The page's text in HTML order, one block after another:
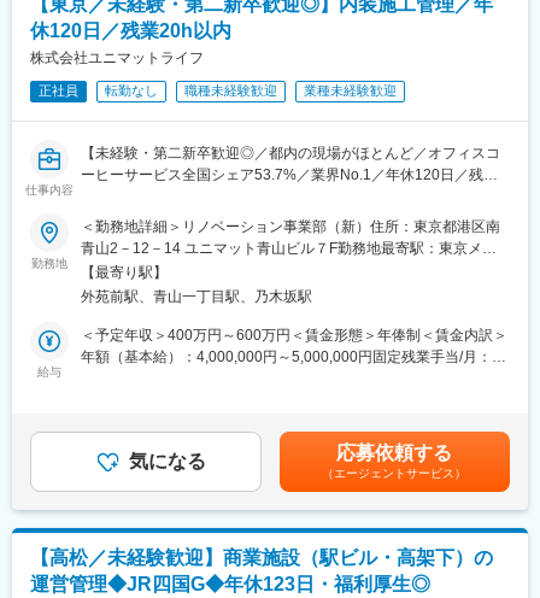
変更の範囲：当社業務全般
◇協力会社の手配・管理
→複数関係者をまとめる調整力・マネジメント力を磨けます
※担当案件：月4～5件（ビル・マンション・テナント等）
※業務マニュアルあり
人数：5名（役員1名、社員4名、嘱託社員1名）
年齢層：20～30代
■教育体制抜群！
最初の2日間は座学研修を行い、業務用エアコンの知識やビジネス
マナーの研修を行います。その後は半年間、OJTにて現場で先輩
■キャリアパス
■残業時間
通常期：約30時間
繁忙期（春・秋）約40～50時間
※増員により今後は残業削減を推進予定
※業務効率化・分業体制により負担軽減に取り組んでいます
休120日／残業20h以内
株式会社ユニマットライフ
正社員 転勤なし 職種未経験歓迎 業種未経験歓迎
仕事内容
【未経験・第二新卒歓迎◎／都内の現場がほとんど／オフィスコ
ーヒーサービス全国シェア53.7%／業界No.1／年休120日／残業
■職務概要：
内装施工管理担当として、積算、現場管理、監督を行います。ユ
ニマットグループの案件に関しては発注者側として動くこともあ
れば、外部から受注した案件に関しては施工から受けることもあ
ります
■具体的な職務内容
・現場調査
・工事の現場管理・監督 等
・管理技術者としてのお仕事
┗請負契約の適切な締結やその履行の確保のための業務
■組織構成：
配属先は、15名（うち8名施工管理担当）で構成されています
勤務地
＜勤務地詳細＞リノベーション事業部（新）住所：東京都港区南
青山2－12－14 ユニマット青山ビル７F勤務地最寄駅：東京メト
ロ銀座線／外苑前駅受動喫煙対策：屋内喫煙可能場所あり変更の
範囲：会社の定める事業所
【最寄り駅】
外苑前駅、青山一丁目駅、乃木坂駅
給与
＜予定年収＞400万円～600万円＜賃金形態＞年俸制＜賃金内訳＞
年額（基本給）：4,000,000円～5,000,000円固定残業手当/月：
補足＞※年俸額の1/14を毎月支給(残りの2/14は6月と12月に賞与と
して支給します）※上記には30時間分の見なし残業手当を含みま
す。 超過分は別途支給いたします。※経験・能力・資格・スキル
等を考慮の上、当社規定により決定いたします。賃金はあくまで
も目安の金額であり、選考を通じて上下する可能性があります。
月給(月額)は固定手当を含めた表記です。
気になる 応募依頼する
（エージェントサービス）
【高松／未経験歓迎】商業施設（駅ビル・高架下）の
運営管理◆JR四国G◆年休123日・福利厚生◎